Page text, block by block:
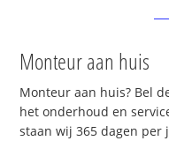
Monteur aan huis
Monteur aan huis? Bel
het onderhoud en
staan wij 365 dagen per